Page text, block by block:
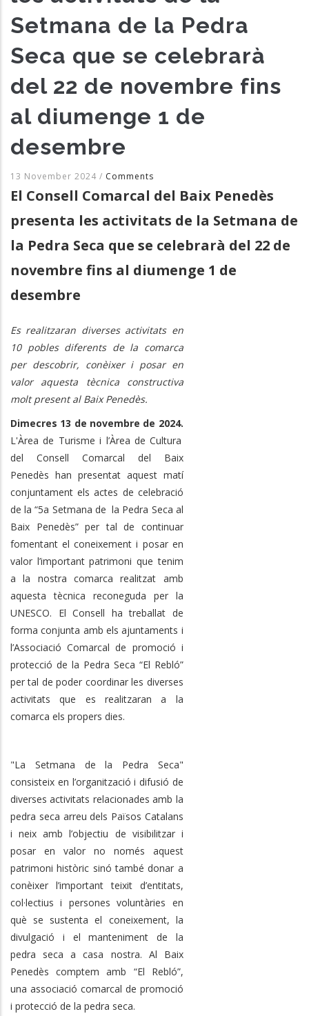
Setmana de la Pedra
Seca que se celebrarà
del 22 de novembre fins
al diumenge 1 de
desembre
13 November 2024 / Comments
El Consell Comarcal del Baix Penedès
presenta les activitats de la Setmana de
la Pedra Seca que se celebrarà del 22 de
novembre fins al diumenge 1 de
desembre
Es realitzaran diverses activitats en
10 pobles diferents de la comarca
per descobrir, conèixer i posar en
valor aquesta tècnica constructiva
molt present al Baix Penedès.
Dimecres 13 de novembre de 2024.
L'Àrea de Turisme i l’Àrea de Cultura
del Consell Comarcal del Baix
Penedès han presentat aquest matí
conjuntament els actes de celebració
de la “5a Setmana de la Pedra Seca al
Baix Penedès” per tal de continuar
fomentant el coneixement i posar en
valor l’important patrimoni que tenim
a la nostra comarca realitzat amb
aquesta tècnica reconeguda per la
UNESCO. El Consell ha treballat de
forma conjunta amb els ajuntaments i
l’Associació Comarcal de promoció i
protecció de la Pedra Seca “El Rebló”
per tal de poder coordinar les diverses
activitats que es realitzaran a la
comarca els propers dies.
"La Setmana de la Pedra Seca"
consisteix en l’organització i difusió de
diverses activitats relacionades amb la
pedra seca arreu dels Països Catalans
i neix amb l’objectiu de visibilitzar i
posar en valor no només aquest
patrimoni històric sinó també donar a
conèixer l’important teixit d’entitats,
col·lectius i persones voluntàries en
què se sustenta el coneixement, la
divulgació i el manteniment de la
pedra seca a casa nostra. Al Baix
Penedès comptem amb “El Rebló”,
una associació comarcal de promoció
i protecció de la pedra seca.